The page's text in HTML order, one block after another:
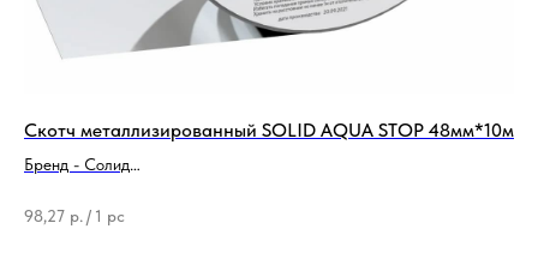
Скотч металлизированный SOLID AQUA STOP 48мм*10м
Бренд - Солид
98,27 р. / 1 pc